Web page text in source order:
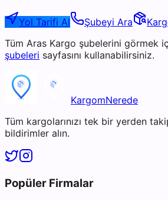
Yol Tarifi Al Şubeyi Ara
Tüm Aras Kargo şubelerini görmek
şubeleri sayfasını kullanabilirsiniz.
KargomNerede
Tüm kargolarınızı tek bir yerden
bildirimler alın.
Popüler Firmalar